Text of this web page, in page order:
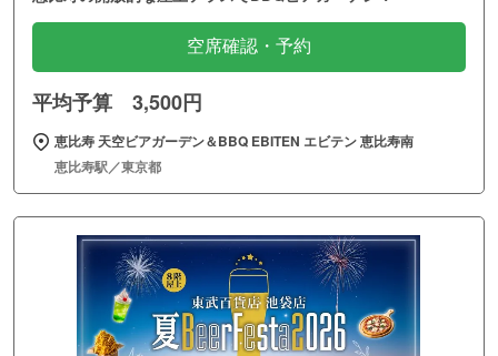
空席確認・予約
平均予算 3,500円
恵比寿 天空ビアガーデン＆BBQ EBITEN エビテン 恵比寿南
恵比寿駅／東京都